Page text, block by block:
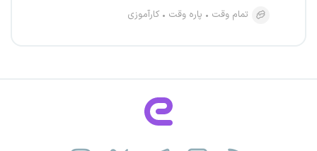
تمام وقت
پاره وقت کارآموزی